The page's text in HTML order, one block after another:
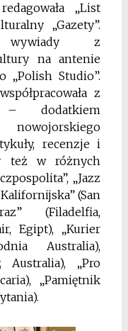
„List
„Gazety”.
wywiady z
na antenie
„Polish Studio”.
z
– dodatkiem
recenzje i
też w różnych
„Jazz
(San
(Filadelfia,
Egipt), „Kurier
Australia),
Australia), „Pro
„Pamiętnik